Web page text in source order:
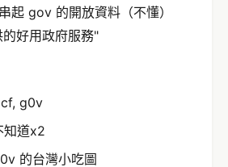
起 gov 的開放資料（不懂）
好用政府服務"
g0v
知道x2
的台灣小吃圖